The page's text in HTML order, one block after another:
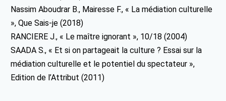
Nassim Aboudrar B., Mairesse F., « La médiation culturelle
», Que Sais-je (2018)
RANCIERE J., « Le maître ignorant », 10/18 (2004)
SAADA S., « Et si on partageait la culture ? Essai sur la
médiation culturelle et le potentiel du spectateur »,
Edition de l’Attribut (2011)